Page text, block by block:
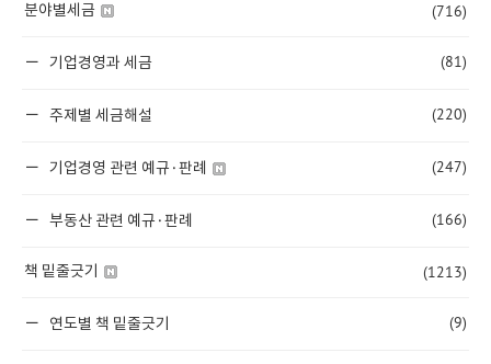
분야별세금 (716)
기업경영과 세금 (81)
주제별 세금해설 (220)
기업경영 관련 예규·판례 (247)
부동산 관련 예규·판례 (166)
책 밑줄긋기 (1213)
연도별 책 밑줄긋기 (9)